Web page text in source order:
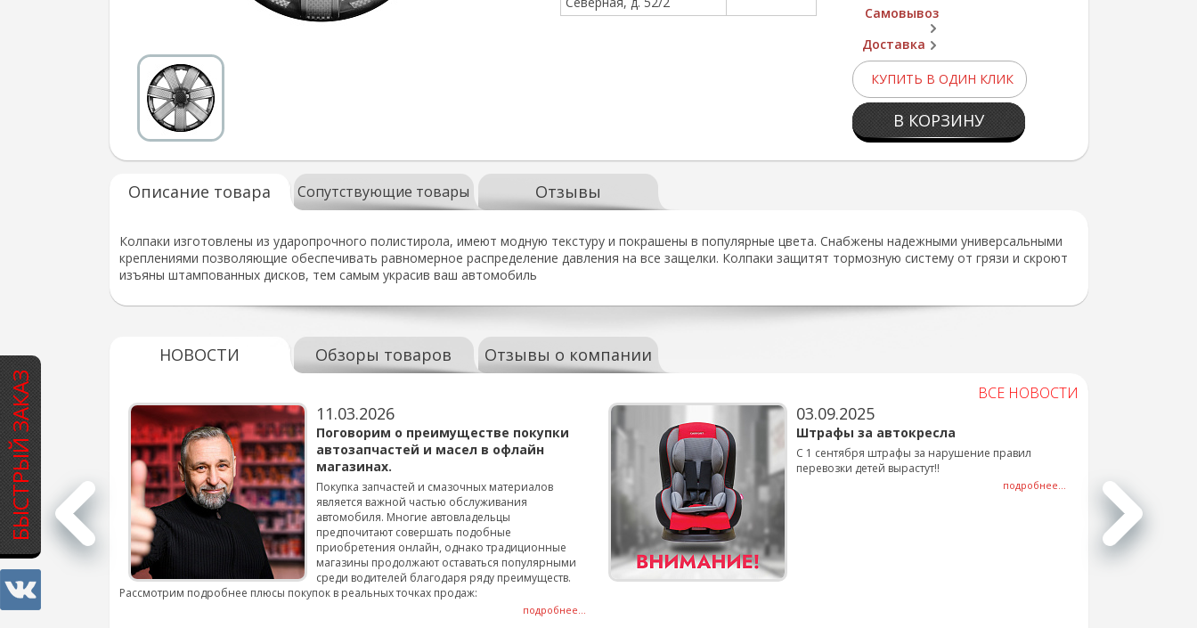
БЫСТРЫЙ ЗАКАЗ
Самовывоз
Доставка
КУПИТЬ В ОДИН КЛИК
В КОРЗИНУ
Описание товара Сопутствующие товары Отзывы
Колпаки изготовлены из ударопрочного полистирола, имеют модную текстуру и покрашены в популярные цвета. Снабжены надежными универсальными
креплениями позволяющие обеспечивать равномерное распределение давления на все защелки. Колпаки защитят тормозную систему от грязи и скроют
изъяны штампованных дисков, тем самым украсив ваш автомобиль
НОВОСТИ Обзоры товаров Отзывы о компании
ВСЕ НОВОСТИ
для
смены шин на
подробнее...
11.03.2026
Поговорим о преимуществе покупки
автозапчастей и масел в офлайн
магазинах.
Покупка запчастей и смазочных материалов
является важной частью обслуживания
автомобиля. Многие автовладельцы
предпочитают совершать подобные
приобретения онлайн, однако традиционные
магазины продолжают оставаться популярными
среди водителей благодаря ряду преимуществ.
Рассмотрим подробнее плюсы покупок в реальных точках продаж:
подробнее...
03.09.2025
Штрафы за автокресла
С 1 сентября штрафы за нарушение правил
перевозки детей вырастут!!
подробнее...